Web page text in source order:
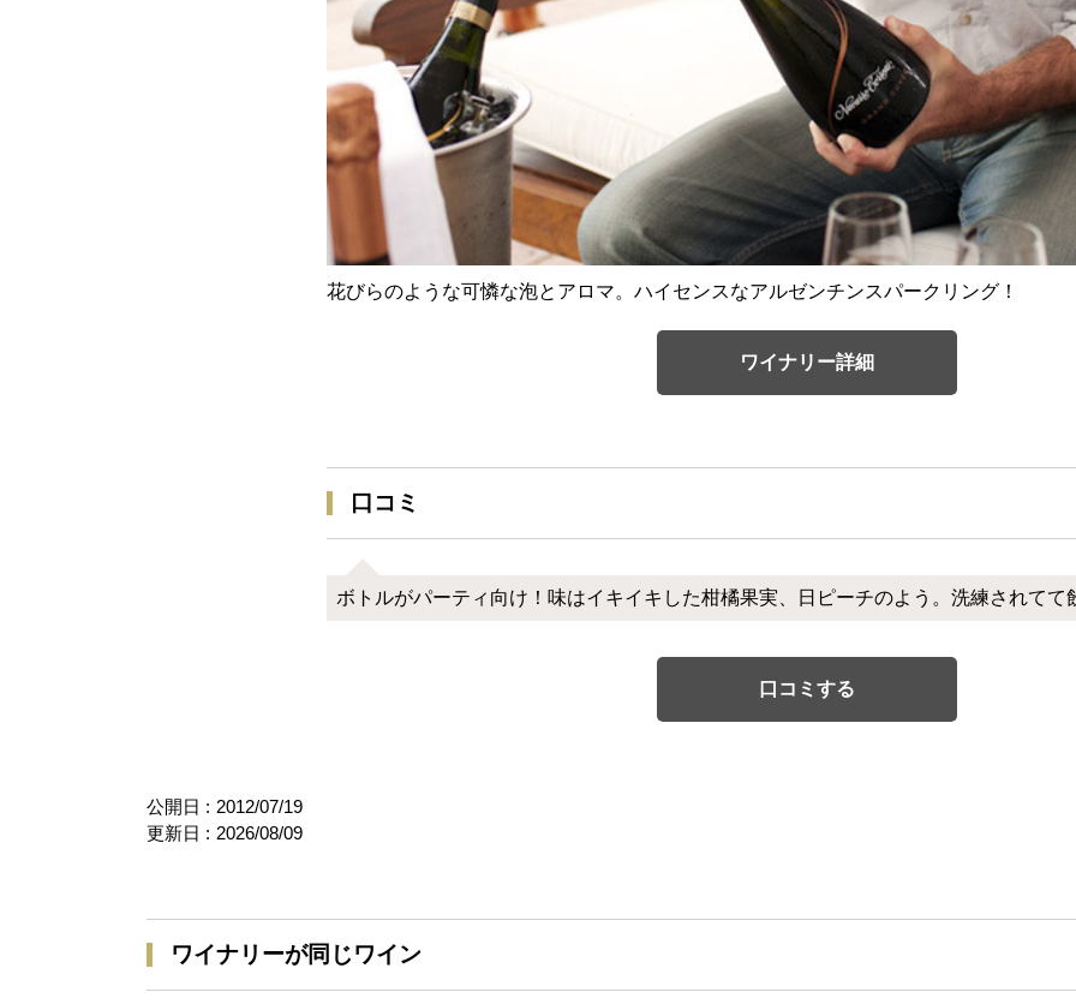
花びらのような可憐な泡とアロマ。ハイセンスなアルゼンチンスパークリング！
ワイナリー詳細
口コミ
ボトルがパーティ向け！味はイキイキした柑橘果実、日ピーチのよう。洗練されてて
口コミする
公開日 : 2012/07/19
更新日 : 2026/08/09
ワイナリーが同じワイン